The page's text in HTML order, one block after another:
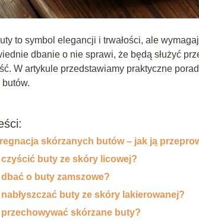
to symbol elegancji i trwałości, ale
dbanie o nie sprawi, że będą służyć
W artykule przedstawiamy praktyczne
skórzanych butów – jak ją
buty ze skóry licowej?
o buty zamszowe?
buty ze skóry lakierowanej?
skórzane buty?